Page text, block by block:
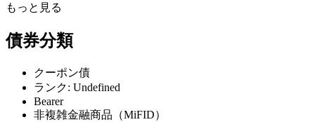
もっと見る
債券分類
クーポン債
ランク: Undefined
Bearer
非複雑金融商品（MiFID）